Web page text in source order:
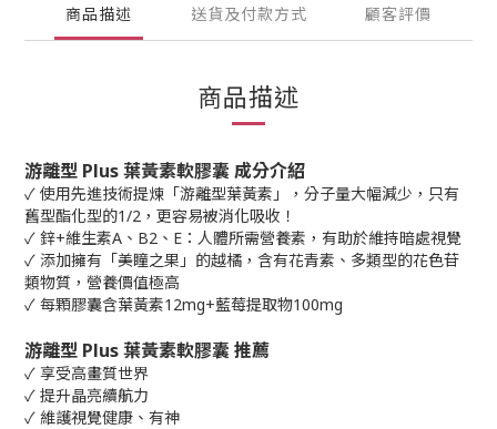
商品描述 送貨及付款方式 顧客評價
商品描述
游離型 Plus 葉黃素軟膠囊 成分介紹
✓ 使用先進技術提煉「游離型葉黃素」，分子量大幅減少，只有
舊型酯化型的1/2，更容易被消化吸收！
✓ 鋅+維生素A、B2、E：人體所需營養素，有助於維持暗處視覺
✓ 添加擁有「美瞳之果」的越橘，含有花青素、多類型的花色苷
類物質，營養價值極高
✓ 每顆膠囊含葉黃素12mg+藍莓提取物100mg
游離型 Plus 葉黃素軟膠囊 推薦
✓ 享受高畫質世界
✓ 提升晶亮續航力
✓ 維護視覺健康、有神